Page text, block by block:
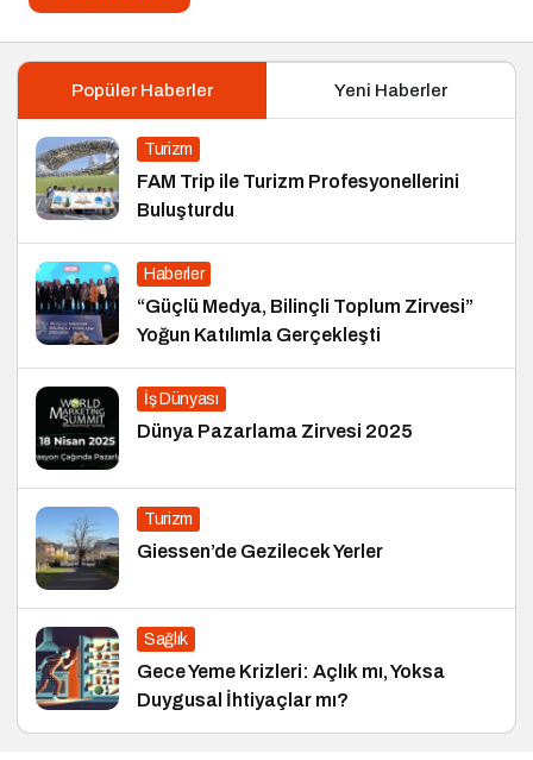
Popüler Haberler Yeni Haberler
Turizm
FAM Trip ile Turizm Profesyonellerini
Buluşturdu
Haberler
“Güçlü Medya, Bilinçli Toplum Zirvesi”
Yoğun Katılımla Gerçekleşti
İş Dünyası
Dünya Pazarlama Zirvesi 2025
Turizm
Giessen’de Gezilecek Yerler
Sağlık
Gece Yeme Krizleri: Açlık mı, Yoksa
Duygusal İhtiyaçlar mı?